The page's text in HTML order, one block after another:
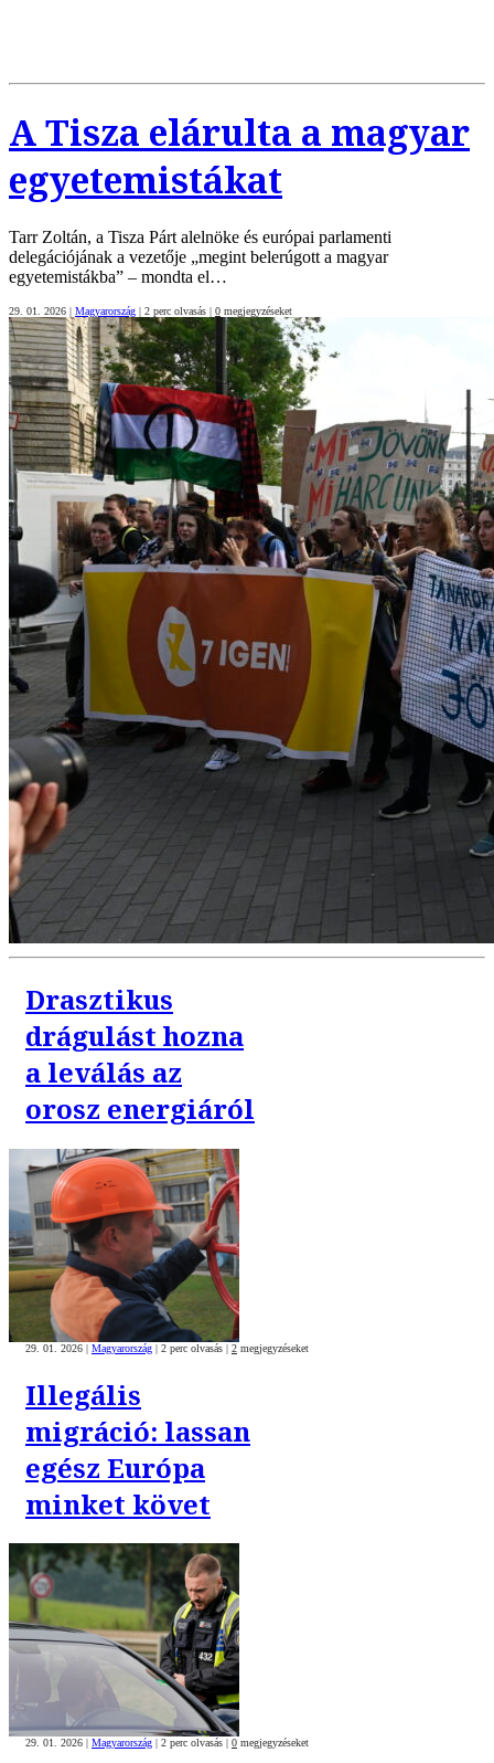
A Tisza elárulta a magyar
egyetemistákat
Tarr Zoltán, a Tisza Párt alelnöke és európai parlamenti
delegációjának a vezetője „megint belerúgott a magyar
egyetemistákba” – mondta el…
29. 01. 2026 | Magyarország | 2 perc olvasás | 0 megjegyzéseket
Drasztikus
drágulást hozna
a leválás az
orosz energiáról
29. 01. 2026 | Magyarország | 2 perc olvasás | 2 megjegyzéseket
Illegális
migráció: lassan
egész Európa
minket követ
29. 01. 2026 Magyarország 2 perc olvasás 0 megjegyzéseket